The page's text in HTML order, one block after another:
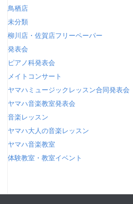
鳥栖店
未分類
柳川店・佐賀店フリーペーパー
発表会
ピアノ科発表会
メイトコンサート
ヤマハミュージックレッスン合同発表会
ヤマハ音楽教室発表会
音楽レッスン
ヤマハ大人の音楽レッスン
ヤマハ音楽教室
体験教室・教室イベント